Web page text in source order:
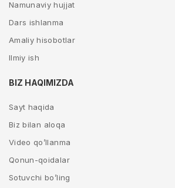
Namunaviy hujjat
Dars ishlanma
Amaliy hisobotlar
Ilmiy ish
BIZ HAQIMIZDA
Sayt haqida
Biz bilan aloqa
Video qo’llanma
Qonun-qoidalar
Sotuvchi bo’ling